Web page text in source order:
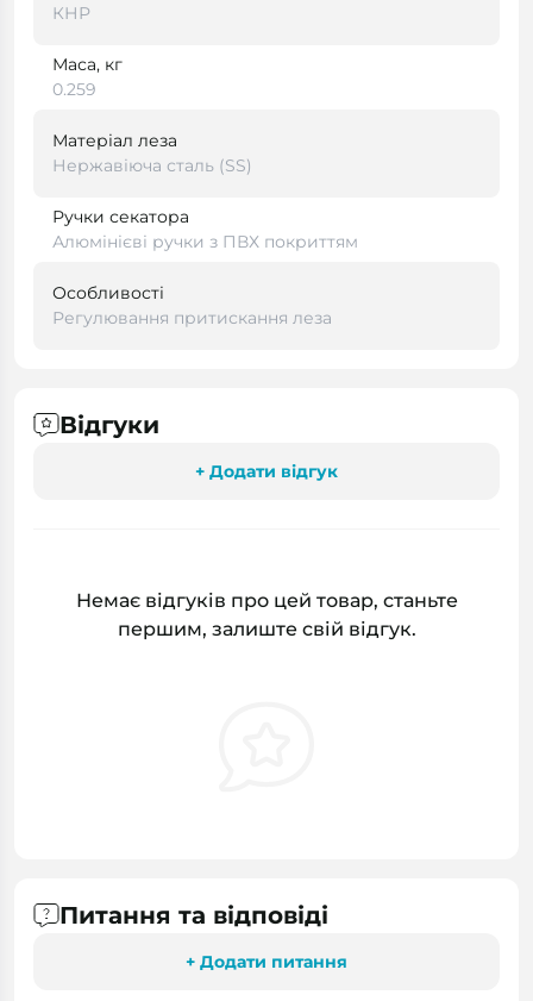
КНР
Маса, кг
0.259
Матеріал леза
Нержавіюча сталь (SS)
Ручки секатора
Алюмінієві ручки з ПВХ покриттям
Особливості
Регулювання притискання леза
Відгуки
+ Додати відгук
Немає відгуків про цей товар, станьте
першим, залиште свій відгук.
Питання та відповіді
+ Додати питання